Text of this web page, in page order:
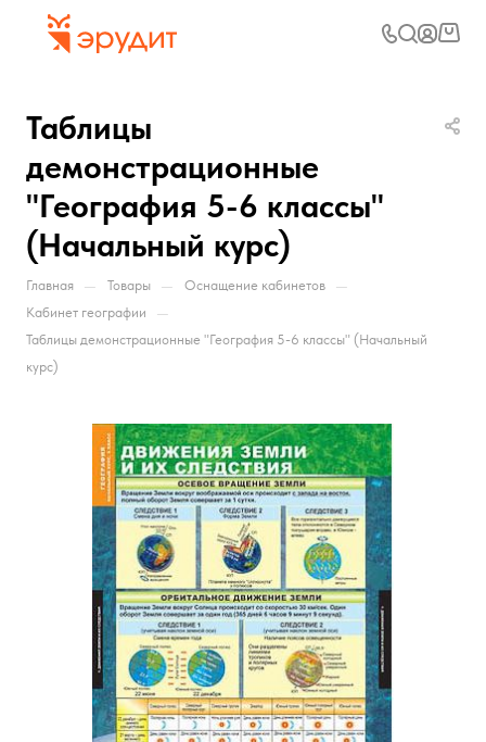
Таблицы
демонстрационные
"География 5-6 классы"
(Начальный курс)
Главная — Товары — Оснащение кабинетов —
Кабинет географии —
Таблицы демонстрационные "География 5-6 классы" (Начальный
курс)